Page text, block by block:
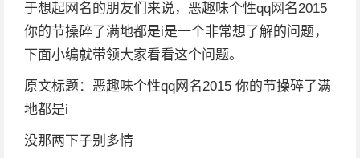
于想起网名的朋友们来说，恶趣味个性qq网名2015
你的节操碎了满地都是i是一个非常想了解的问题，
下面小编就带领大家看看这个问题。
原文标题：恶趣味个性qq网名2015 你的节操碎了满
地都是i
没那两下子别多情